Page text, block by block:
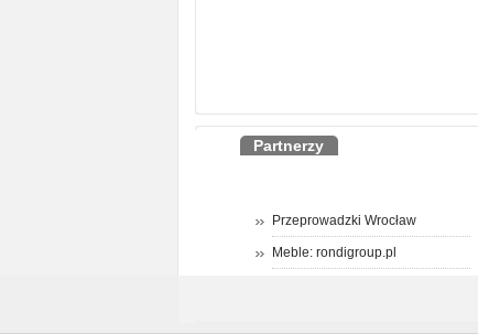
Partnerzy
Przeprowadzki Wrocław
Meble: rondigroup.pl